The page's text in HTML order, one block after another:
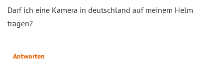
Darf ich eine Kamera in deutschland auf meinem Helm
tragen?
Antworten